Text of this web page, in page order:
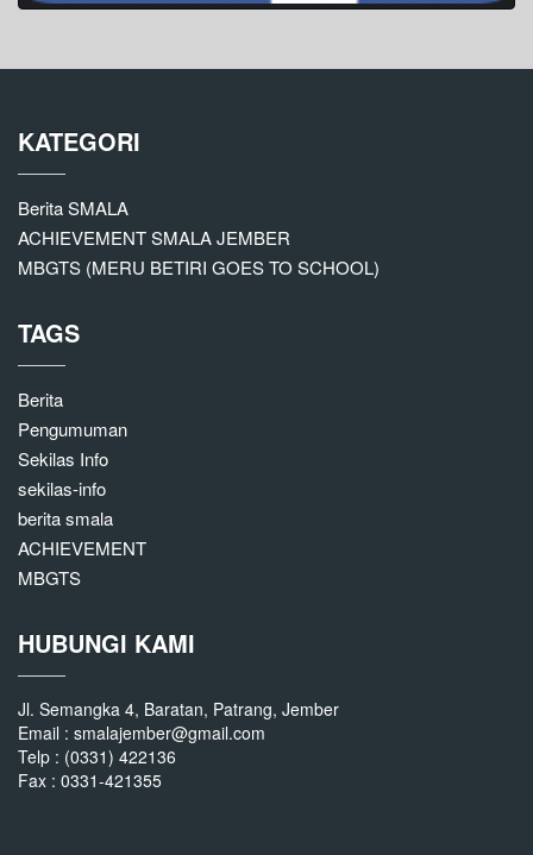
KATEGORI
Berita SMALA
ACHIEVEMENT SMALA JEMBER
MBGTS (MERU BETIRI GOES TO SCHOOL)
TAGS
Berita
Pengumuman
Sekilas Info
sekilas-info
berita smala
ACHIEVEMENT
MBGTS
HUBUNGI KAMI
Jl. Semangka 4, Baratan, Patrang, Jember
Email : smalajember@gmail.com
Telp : (0331) 422136
Fax : 0331-421355